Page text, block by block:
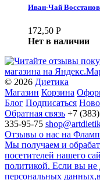
Иван-Чай
172,50 Р
Нет в наличии
© 2026 Диетика
Магазин Корзина
Блог Подписаться
Обратная связь +7
335-95-75
Отзывы о нас на
Мы получаем и
посетителей нашего
политикой. Если вы не
персональных